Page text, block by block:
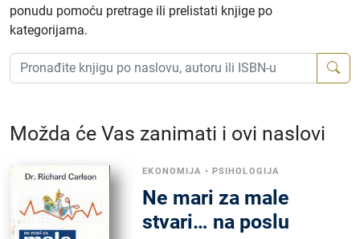
ponudu pomoću pretrage ili prelistati knjige po
kategorijama.
Možda će Vas zanimati i ovi naslovi
EKONOMIJA • PSIHOLOGIJA
Ne mari za male
stvari… na poslu